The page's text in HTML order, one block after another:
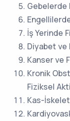
Gebelerde
İş Yerinde
Diyabet ve
Kanser ve
Kronik
Fiziksel
Kas-